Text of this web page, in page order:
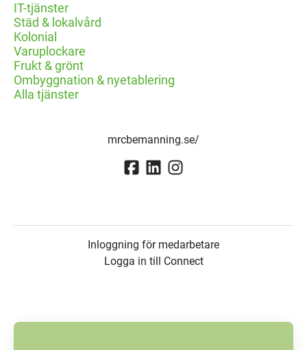
IT-tjänster
Städ & lokalvård
Kolonial
Varuplockare
Frukt & grönt
Ombyggnation & nyetablering
Alla tjänster
mrcbemanning.se/
Inloggning för medarbetare
Logga in till Connect